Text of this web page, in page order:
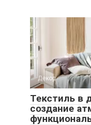
Декор
Текстиль в
создание